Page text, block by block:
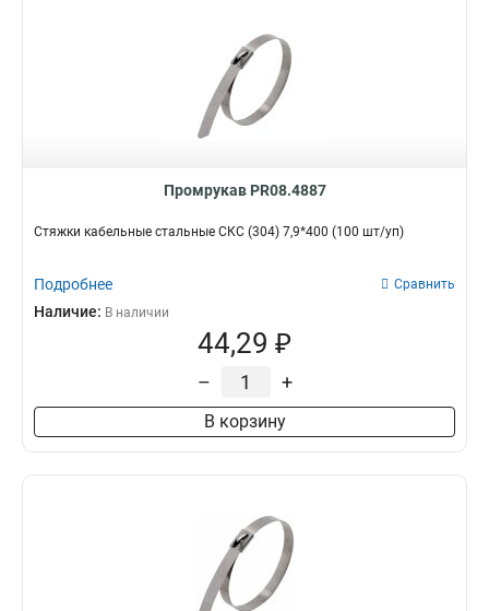
Промрукав PR08.4887
Стяжки кабельные стальные СКС (304) 7,9*400 (100 шт/уп)
Подробнее Сравнить
Наличие: В наличии
44,29 ₽
– +
В корзину